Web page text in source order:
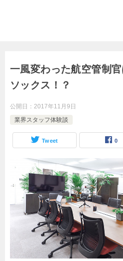
一風変わった航空管制
ソックス！？
公開日： 2017年11月9日
業界スタッフ体験談
Tweet 0